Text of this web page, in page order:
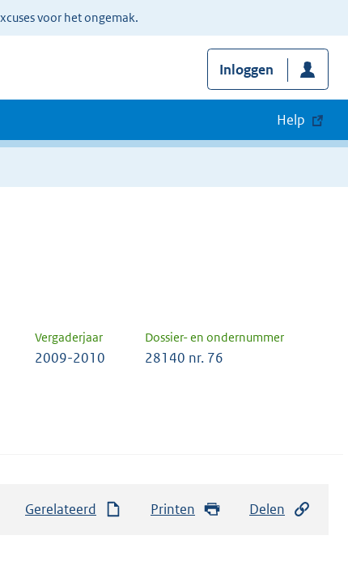
voor het ongemak.
Inloggen
Help
Vergaderjaar Dossier- en ondernummer
2009-2010 28140 nr. 76
Gerelateerd Printen Delen